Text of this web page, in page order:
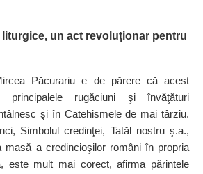
un act revoluționar pentru
Păcurariu e de părere că acest
principalele rugăciuni şi învăţături
şi în Catehismele de mai târziu.
Simbolul credinţei, Tatăl nostru ş.a.,
masă a credincioşilor români în propria
este mult mai corect, afirma părintele